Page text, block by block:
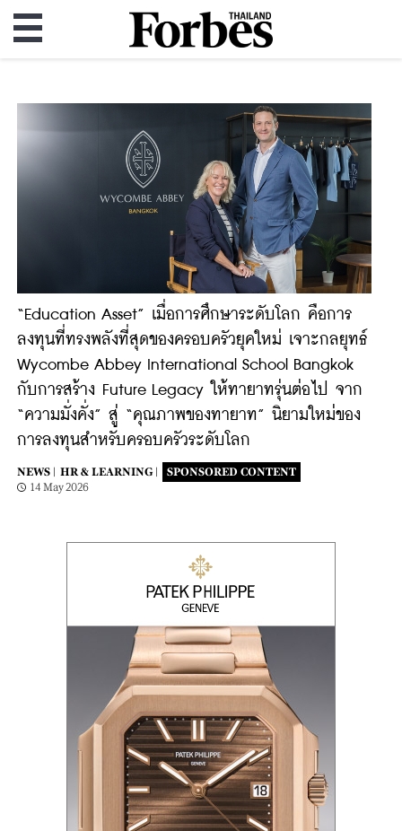
“Education Asset” เมื่อการศึกษาระดับโลก คือการ
ลงทุนที่ทรงพลังที่สุดของครอบครัวยุคใหม่ เจาะกลยุทธ์
Wycombe Abbey International School Bangkok
กับการสร้าง Future Legacy ให้ทายาทรุ่นต่อไป จาก
“ความมั่งคั่ง” สู่ “คุณภาพของทายาท” นิยามใหม่ของ
การลงทุนสำหรับครอบครัวระดับโลก
NEWS | HR & LEARNING |
SPONSORED CONTENT
14 May 2026